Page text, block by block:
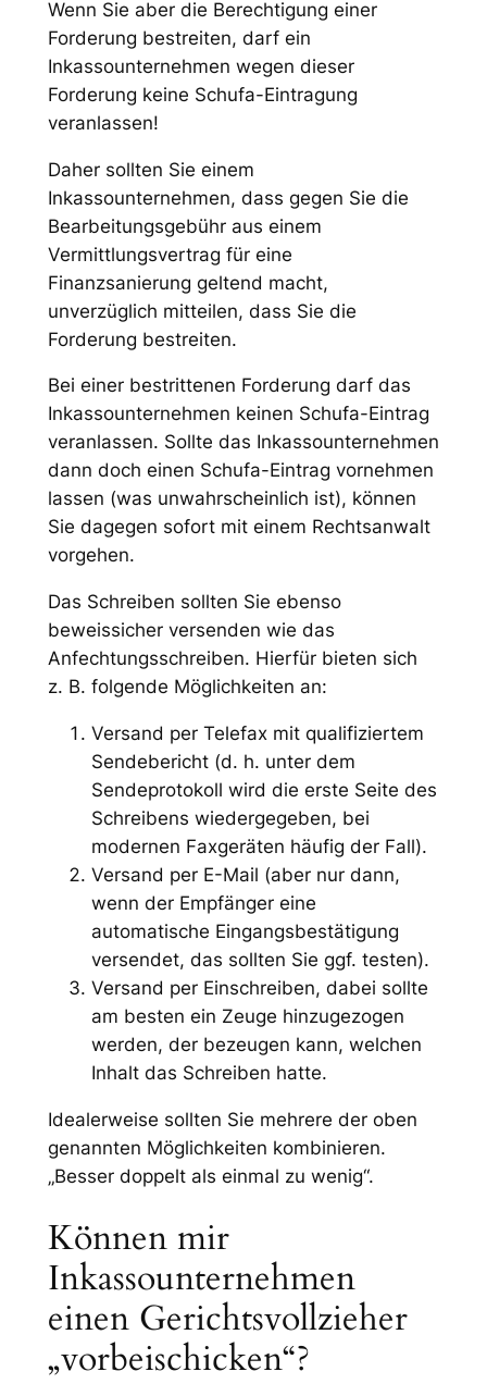
Wenn Sie aber die Berechtigung einer
Forderung bestreiten, darf ein
Inkassounternehmen wegen dieser
Forderung keine Schufa-Eintragung
veranlassen!
Daher sollten Sie einem
Inkassounternehmen, dass gegen Sie die
Bearbeitungsgebühr aus einem
Vermittlungsvertrag für eine
Finanzsanierung geltend macht,
unverzüglich mitteilen, dass Sie die
Forderung bestreiten.
Bei einer bestrittenen Forderung darf das
Inkassounternehmen keinen Schufa-Eintrag
veranlassen. Sollte das Inkassounternehmen
dann doch einen Schufa-Eintrag vornehmen
lassen (was unwahrscheinlich ist), können
Sie dagegen sofort mit einem Rechtsanwalt
vorgehen.
Das Schreiben sollten Sie ebenso
beweissicher versenden wie das
Anfechtungsschreiben. Hierfür bieten sich
z. B. folgende Möglichkeiten an:
Versand per Telefax mit qualifiziertem
Sendebericht (d. h. unter dem
Sendeprotokoll wird die erste Seite des
Schreibens wiedergegeben, bei
modernen Faxgeräten häufig der Fall).
Versand per E-Mail (aber nur dann,
wenn der Empfänger eine
automatische Eingangsbestätigung
versendet, das sollten Sie ggf. testen).
Versand per Einschreiben, dabei sollte
am besten ein Zeuge hinzugezogen
werden, der bezeugen kann, welchen
Inhalt das Schreiben hatte.
Idealerweise sollten Sie mehrere der oben
genannten Möglichkeiten kombinieren.
„Besser doppelt als einmal zu wenig“.
Können mir
Inkassounternehmen
einen Gerichtsvollzieher
„vorbeischicken“?